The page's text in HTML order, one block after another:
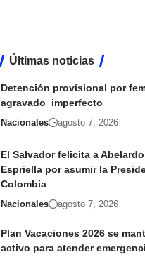
Últimas noticias
Detención provisional por
agravado imperfecto
Nacionales agosto 7, 2026
El Salvador felicita a
Espriella por asumir la
Colombia
Nacionales agosto 7, 2026
Plan Vacaciones 2026 se
activo para atender